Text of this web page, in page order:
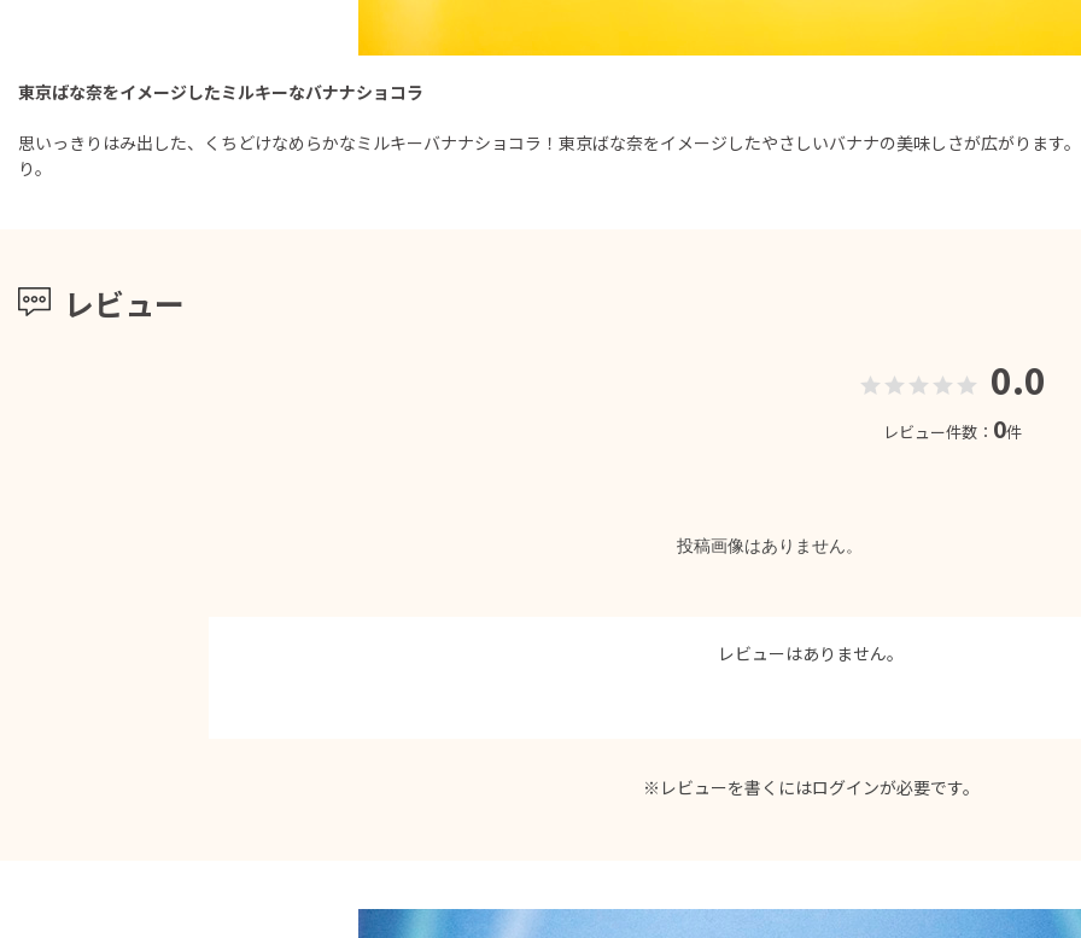
東京ばな奈をイメージしたミルキーなバナナショコラ
思いっきりはみ出した、くちどけなめらかなミルキーバナナショコラ！東京ばな奈をイメージしたやさしいバナナの美味しさが広がりま
り。
レビュー
0.0
レビュー件数： 0件
投稿画像はありません。
レビューはありません。
※レビューを書くにはログインが必要です。